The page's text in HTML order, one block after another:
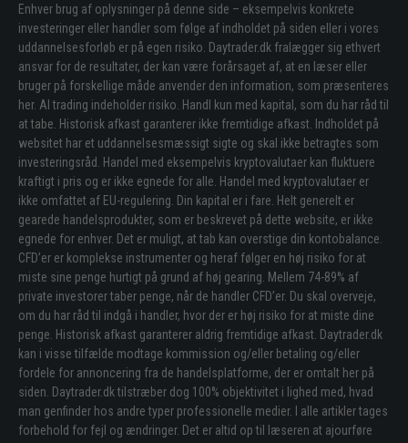
Enhver brug af oplysninger på denne side – eksempelvis konkrete
investeringer eller handler som følge af indholdet på siden eller i vores
uddannelsesforløb er på egen risiko. Daytrader.dk fralægger sig ethvert
ansvar for de resultater, der kan være forårsaget af, at en læser eller
bruger på forskellige måde anvender den information, som præsenteres
her. Al trading indeholder risiko. Handl kun med kapital, som du har råd til
at tabe. Historisk afkast garanterer ikke fremtidige afkast. Indholdet på
websitet har et uddannelsesmæssigt sigte og skal ikke betragtes som
investeringsråd. Handel med eksempelvis kryptovalutaer kan fluktuere
kraftigt i pris og er ikke egnede for alle. Handel med kryptovalutaer er
ikke omfattet af EU-regulering. Din kapital er i fare. Helt generelt er
gearede handelsprodukter, som er beskrevet på dette website, er ikke
egnede for enhver. Det er muligt, at tab kan overstige din kontobalance.
CFD’er er komplekse instrumenter og heraf følger en høj risiko for at
miste sine penge hurtigt på grund af høj gearing. Mellem 74-89% af
private investorer taber penge, når de handler CFD’er. Du skal overveje,
om du har råd til indgå i handler, hvor der er høj risiko for at miste dine
penge. Historisk afkast garanterer aldrig fremtidige afkast. Daytrader.dk
kan i visse tilfælde modtage kommission og/eller betaling og/eller
fordele for annoncering fra de handelsplatforme, der er omtalt her på
siden. Daytrader.dk tilstræber dog 100% objektivitet i lighed med, hvad
man genfinder hos andre typer professionelle medier. I alle artikler tages
forbehold for fejl og ændringer. Det er altid op til læseren at ajourføre